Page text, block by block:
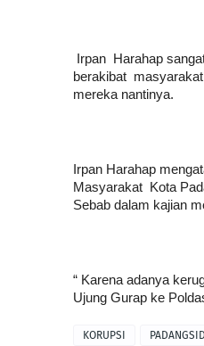
Irpan Harahap
berakibat
mereka nantinya.
Irpan Harahap
Masyarakat Kota
Sebab dalam kajian
“ Karena adanya
Ujung Gurap ke
KORUPSI